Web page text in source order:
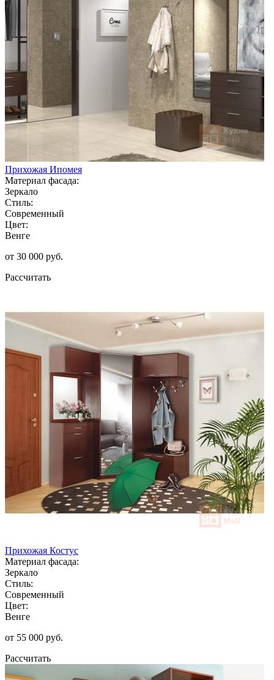
Прихожая Ипомея
Материал фасада:
Зеркало
Стиль:
Современный
Цвет:
Венге
от 30 000 руб.
Рассчитать
Прихожая Костус
Материал фасада:
Зеркало
Стиль:
Современный
Цвет:
Венге
от 55 000 руб.
Рассчитать